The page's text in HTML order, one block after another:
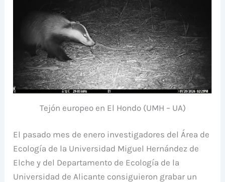
Tejón europeo en El Hondo (UMH – UA)
El pasado mes de enero investigadores del Área de
Ecología de la Universidad Miguel Hernández de
Elche y del Departamento de Ecología de la
Universidad de Alicante consiguieron grabar un